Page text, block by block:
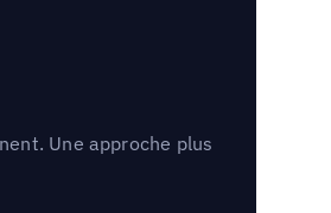
Une approche plus